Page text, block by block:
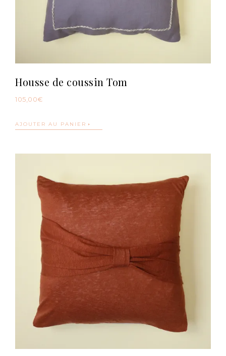
Housse de coussin Tom
105,00€
AJOUTER AU PANIER